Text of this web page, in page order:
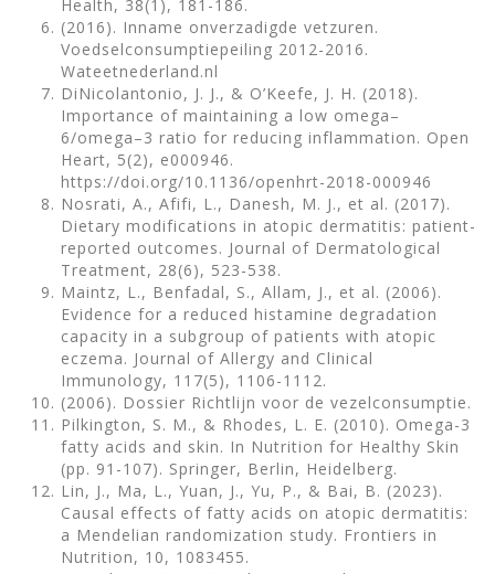
Health, 38(1), 181-186.
(2016). Inname onverzadigde vetzuren.
Voedselconsumptiepeiling 2012-2016.
Wateetnederland.nl
DiNicolantonio, J. J., & O’Keefe, J. H. (2018).
Importance of maintaining a low omega–
6/omega–3 ratio for reducing inflammation. Open
Heart, 5(2), e000946.
https://doi.org/10.1136/openhrt-2018-000946
Nosrati, A., Afifi, L., Danesh, M. J., et al. (2017).
Dietary modifications in atopic dermatitis: patient-
reported outcomes. Journal of Dermatological
Treatment, 28(6), 523-538.
Maintz, L., Benfadal, S., Allam, J., et al. (2006).
Evidence for a reduced histamine degradation
capacity in a subgroup of patients with atopic
eczema. Journal of Allergy and Clinical
Immunology, 117(5), 1106-1112.
(2006). Dossier Richtlijn voor de vezelconsumptie.
Pilkington, S. M., & Rhodes, L. E. (2010). Omega-3
fatty acids and skin. In Nutrition for Healthy Skin
(pp. 91-107). Springer, Berlin, Heidelberg.
Lin, J., Ma, L., Yuan, J., Yu, P., & Bai, B. (2023).
Causal effects of fatty acids on atopic dermatitis:
a Mendelian randomization study. Frontiers in
Nutrition, 10, 1083455.